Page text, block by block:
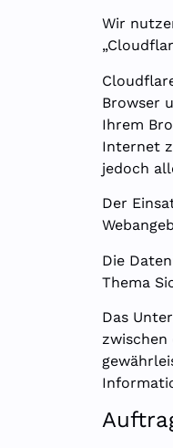
Wir
Browser
Ihrem
Internet
jedoch
Der
Die
Thema
Das
zwischen